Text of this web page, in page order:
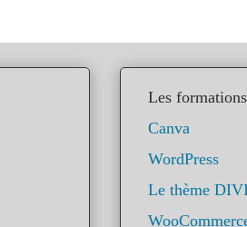
Les
Canva
WordPress
Le thème